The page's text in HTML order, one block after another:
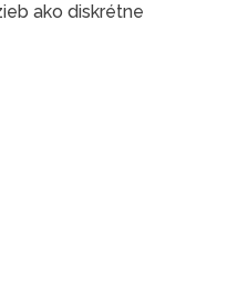
ako diskrétne